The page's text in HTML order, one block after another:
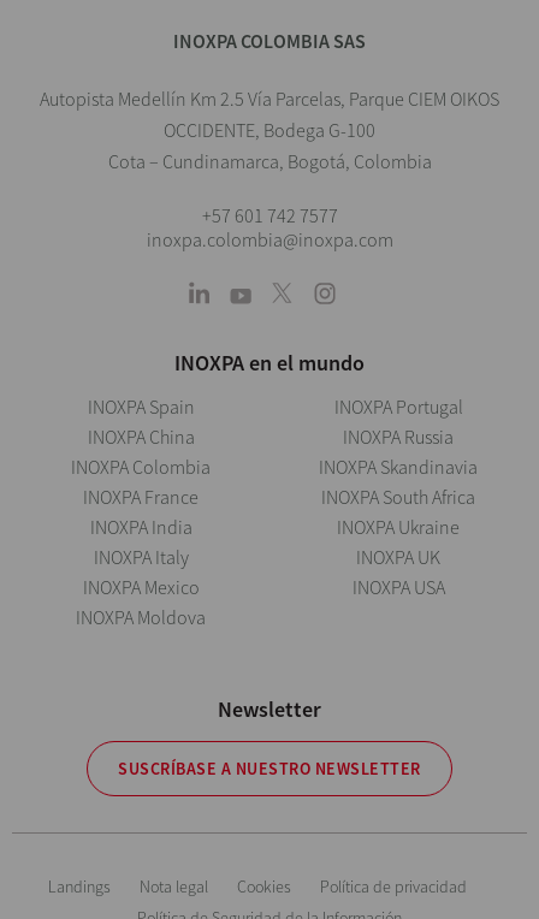
INOXPA COLOMBIA SAS
Autopista Medellín Km 2.5 Vía Parcelas, Parque CIEM OIKOS
OCCIDENTE, Bodega G-100
Cota – Cundinamarca, Bogotá, Colombia
+57 601 742 7577
inoxpa.colombia@inoxpa.com
INOXPA en el mundo
INOXPA Spain
INOXPA China
INOXPA Colombia
INOXPA France
INOXPA India
INOXPA Italy
INOXPA Mexico
INOXPA Moldova
INOXPA Portugal
INOXPA Russia
INOXPA Skandinavia
INOXPA South Africa
INOXPA Ukraine
INOXPA UK
INOXPA USA
Newsletter
SUSCRÍBASE A NUESTRO NEWSLETTER
Landings Nota legal Cookies
Política de privacidad